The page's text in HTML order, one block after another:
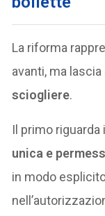
La riforma
avanti, ma
sciogliere.
Il primo riguarda
unica e
in modo